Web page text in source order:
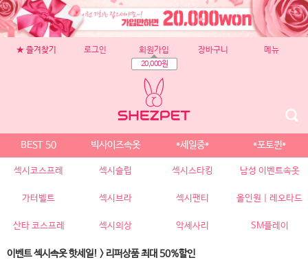
★ 즐겨찾기 로그인 회원가입
20,000원
장바구니 메뉴
BEST 50 빅사이즈속옷 *세일중* *포토퀸*
섹시코스프레 섹시슬립 섹시스타킹 남성 이벤트속옷
가터벨트 섹시브라 섹시팬티 올인원 | 레오타드
산타 코스프레 섹시의상 악세사리 SM플레이
이벤트 섹시속옷 핫세일! > 리퍼상품 최대 50%할인